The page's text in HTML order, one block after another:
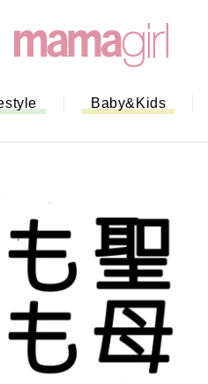
Baby&Kids
「もう行列に並ばない
バイルオーダー完全ガ